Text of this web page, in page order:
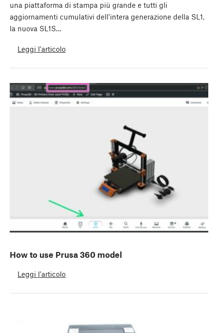
una piattaforma di stampa più grande e tutti gli
aggiornamenti cumulativi dell'intera generazione della SL1,
la nuova SL1S…
Leggi l'articolo
How to use Prusa 360 model
Leggi l'articolo